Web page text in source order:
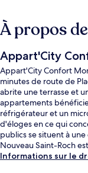
À propos
Appart'City
Appart'City Confort
minutes de route de
abrite une terrasse et
appartements
réfrigérateur et un
d'éloges en ce qui
publics se situent à
Nouveau Saint-Roch
min.
Informations sur le